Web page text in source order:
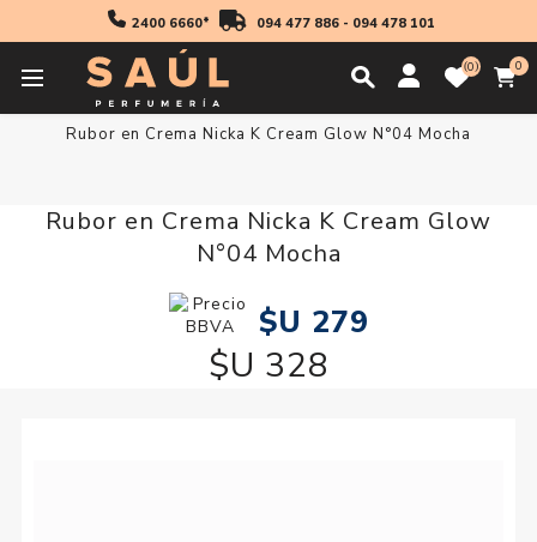
2400 6660* 094 477 886- 094 478 101
0 0
Inicio
Rubor en Crema Nicka K Cream Glow N°04 Mocha
Rubor en Crema Nicka K Cream Glow
N°04 Mocha
$U 279
$U 328